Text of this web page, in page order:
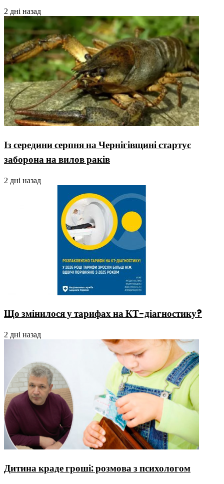
2 дні назад
Із середини серпня на Чернігівщині стартує
заборона на вилов раків
2 дні назад
Що змінилося у тарифах на КТ-діагностику?
2 дні назад
Дитина краде гроші: розмова з психологом